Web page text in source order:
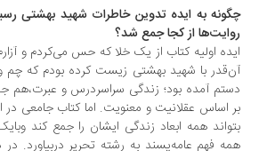
به ایده تدوین خاطرات شهید بهشتی رسیدید و
از کجا جمع شد؟
اولیه کتاب از یک خلا که حس می‌کردم و آزارم
با شهید بهشتی زیست کرده بودم که چم و‌ خم
آمده بود؛ زندگی‌ سراسردرس و عبرت،هم جذاب و
اساس عقلانیت و معنویت. اما کتاب جامعی در این
همه ابعاد زندگی ایشان را جمع کند وبایک
‌فهمِ عامه‌پسند به رشته تحریر دربیاورد. در